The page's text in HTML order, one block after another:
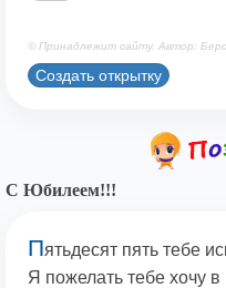
© Принадлежит сайту. Автор:
Создать открытку
С Юбилеем!!!
Пятьдесят пять тебе
Я пожелать тебе хочу